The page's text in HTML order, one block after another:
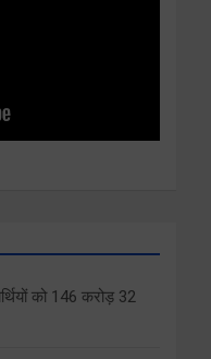
को 146 करोड़ 32